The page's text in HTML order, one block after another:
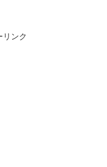
リンク